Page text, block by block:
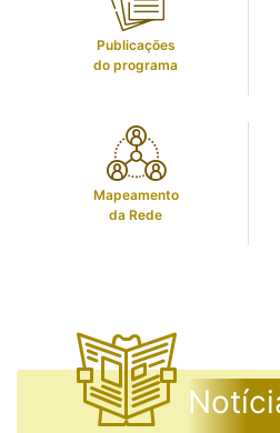
Publicações
do programa
Mapeamento
da Rede